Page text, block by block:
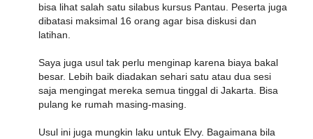
bisa lihat salah satu silabus kursus Pantau . Peserta juga
dibatasi maksimal 16 orang agar bisa diskusi dan
latihan.
Saya juga usul tak perlu menginap karena biaya bakal
besar. Lebih baik diadakan sehari satu atau dua sesi
saja mengingat mereka semua tinggal di Jakarta. Bisa
pulang ke rumah masing-masing.
Usul ini juga mungkin laku untuk Elvy. Bagaimana bila